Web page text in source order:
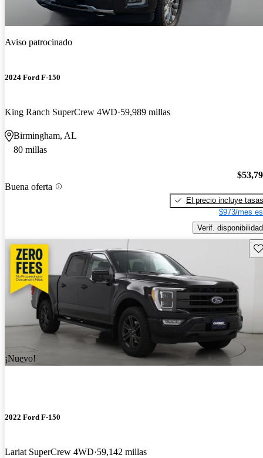
Aviso patrocinado
2024 Ford F-150
King Ranch SuperCrew 4WD 59,989 millas
Birmingham, AL
80 millas
Buena oferta
El precio incluye tasas
$973/mes
Verif. disponibilidad
¡Nuevo!
2022 Ford F-150
Lariat SuperCrew 4WD 59,142 millas